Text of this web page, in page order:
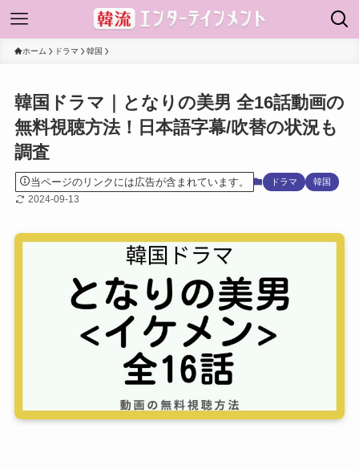
ホーム ドラマ 韓国
韓国ドラマ｜となりの美男 全16話動画の
無料視聴方法！日本語字幕/吹替の状況も
調査
当ページのリンクには広告が含まれています。 ドラマ 韓国
2024-09-13